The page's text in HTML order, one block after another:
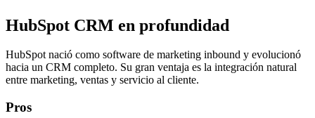
HubSpot CRM en profundidad
HubSpot nació como software de marketing inbound y evolucionó
hacia un CRM completo. Su gran ventaja es la integración natural
entre marketing, ventas y servicio al cliente.
Pros